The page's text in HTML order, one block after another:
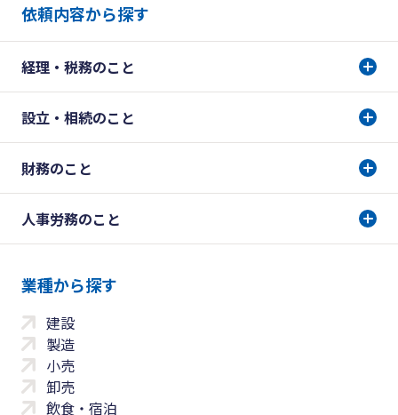
依頼内容から探す
経理・税務のこと
設立・相続のこと
財務のこと
人事労務のこと
業種から探す
建設
製造
小売
卸売
飲食・宿泊